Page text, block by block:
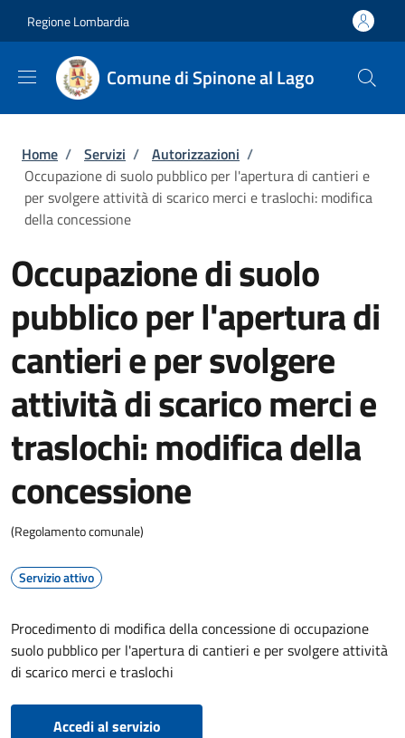
Regione Lombardia
Comune di Spinone al Lago
Briciole di pane
Home / Servizi / Autorizzazioni /
Occupazione di suolo pubblico per l'apertura di cantieri e
per svolgere attività di scarico merci e traslochi: modifica
della concessione
Occupazione di suolo
pubblico per l'apertura di
cantieri e per svolgere
attività di scarico merci e
traslochi: modifica della
concessione
(Regolamento comunale)
Servizio attivo
Procedimento di modifica della concessione di occupazione
suolo pubblico per l'apertura di cantieri e per svolgere attività
di scarico merci e traslochi
Accedi al servizio